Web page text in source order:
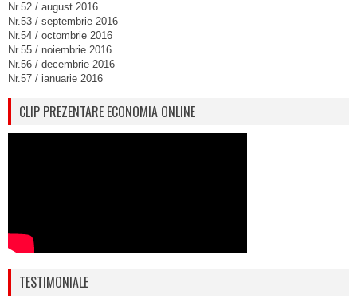
Nr.52 / august 2016
Nr.53 / septembrie 2016
Nr.54 / octombrie 2016
Nr.55 / noiembrie 2016
Nr.56 / decembrie 2016
Nr.57 / ianuarie 2016
CLIP PREZENTARE ECONOMIA ONLINE
TESTIMONIALE